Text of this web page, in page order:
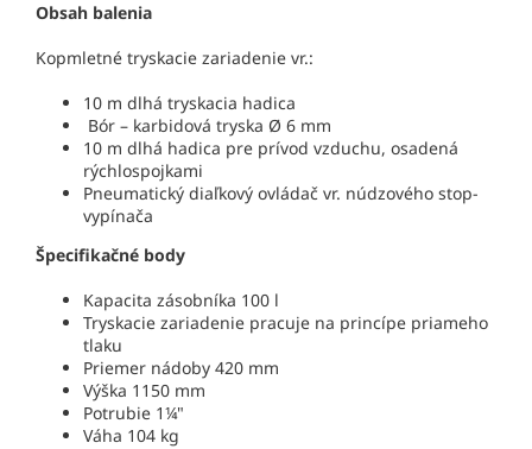
Obsah balenia
Kopmletné tryskacie zariadenie vr.:
10 m dlhá tryskacia hadica
Bór – karbidová tryska Ø 6 mm
10 m dlhá hadica pre prívod vzduchu, osadená
rýchlospojkami
Pneumatický diaľkový ovládač vr. núdzového stop-
vypínača
Špecifikačné body
Kapacita zásobníka 100 l
Tryskacie zariadenie pracuje na princípe priameho
tlaku
Priemer nádoby 420 mm
Výška 1150 mm
Potrubie 1¼"
Váha 104 kg